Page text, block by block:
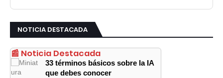
NOTICIA DESTACADA
📰 Noticia Destacada
33 términos básicos sobre la IA
que debes conocer